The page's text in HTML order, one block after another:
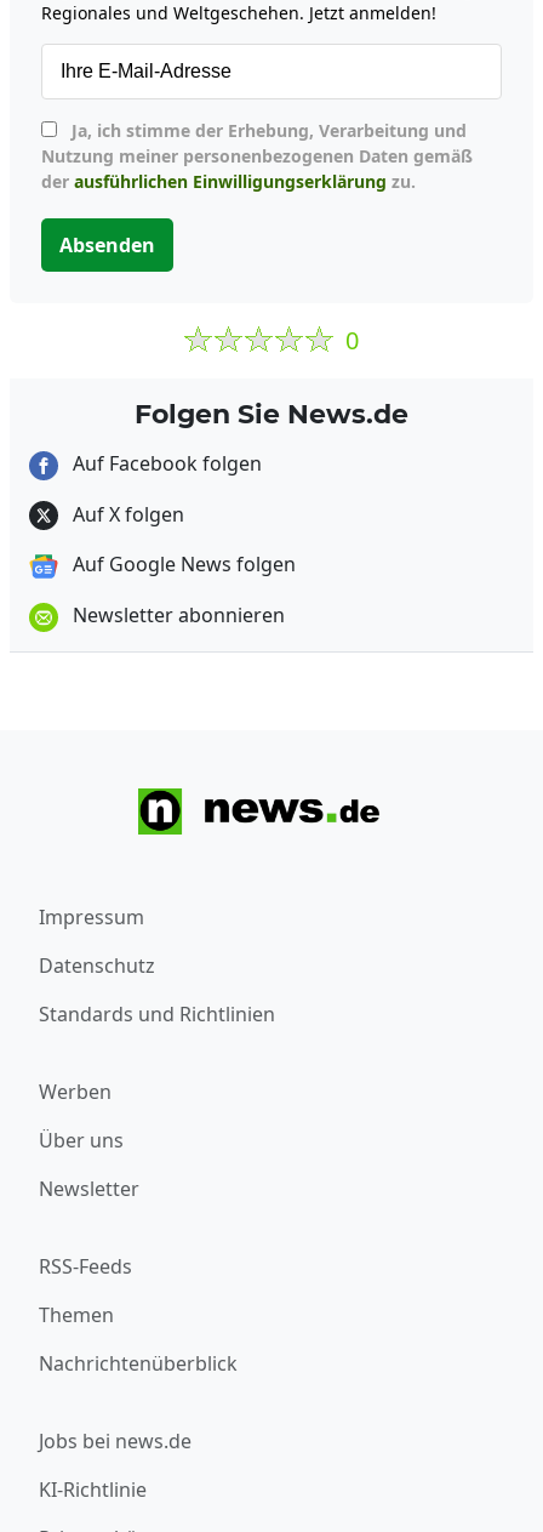
Regionales und Weltgeschehen. Jetzt anmelden!
Nutzung meiner personenbezogenen Daten gemäß
der ausführlichen Einwilligungserklärung zu.
Absenden
0
Folgen Sie News.de
Auf Facebook folgen
Auf X folgen
Auf Google News folgen
Newsletter abonnieren
Impressum
Datenschutz
Standards und Richtlinien
Werben
Über uns
Newsletter
RSS-Feeds
Themen
Nachrichtenüberblick
Jobs bei news.de
KI-Richtlinie